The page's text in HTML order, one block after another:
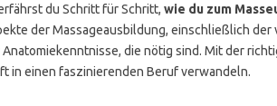
du Schritt für Schritt, wie du zum
der Massageausbildung, einschließlich der
Anatomiekenntnisse, die nötig sind. Mit der
in einen faszinierenden Beruf verwandeln.